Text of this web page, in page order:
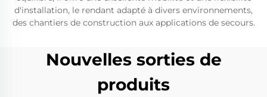
d'installation, le rendant adapté à divers environnements,
des chantiers de construction aux applications de secours.
Nouvelles sorties de
produits